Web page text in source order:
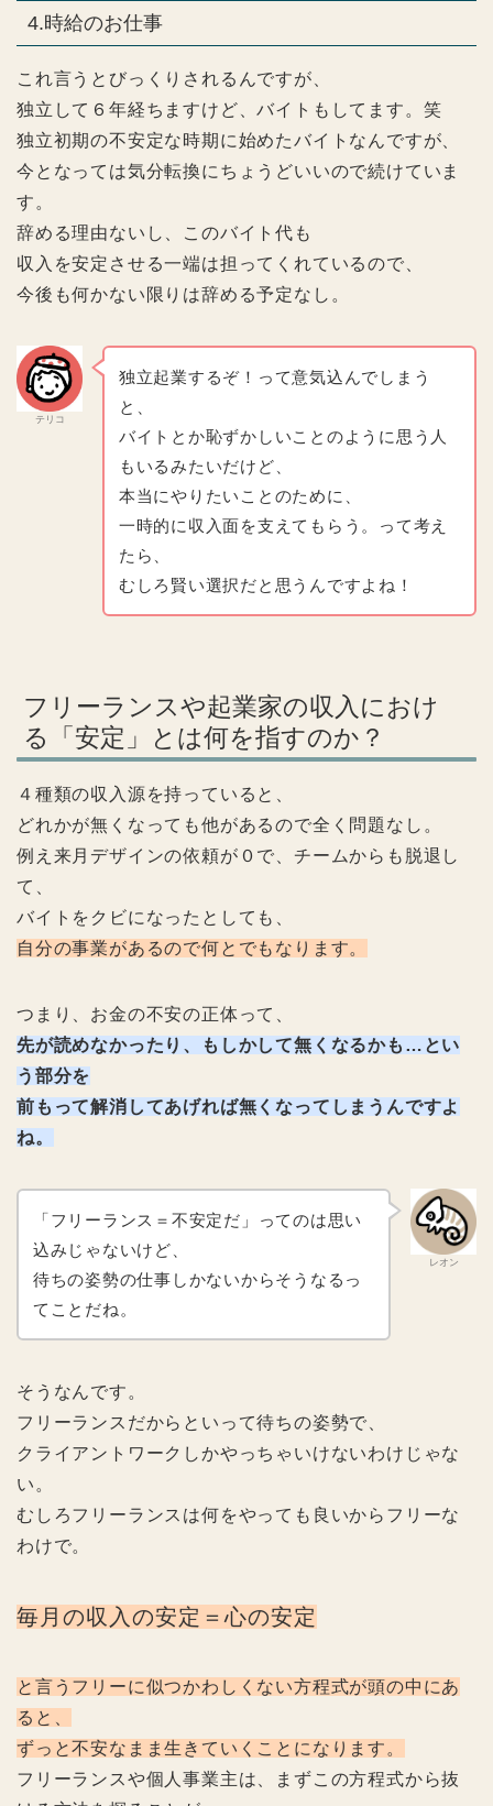
4.時給のお仕事
これ言うとびっくりされるんですが、
独立して６年経ちますけど、バイトもしてます。笑
独立初期の不安定な時期に始めたバイトなんですが、
今となっては気分転換にちょうどいいので続けていま
す。
辞める理由ないし、このバイト代も
収入を安定させる一端は担ってくれているので、
今後も何かない限りは辞める予定なし。
テリコ
独立起業するぞ！って意気込んでしまう
と、
バイトとか恥ずかしいことのように思う人
もいるみたいだけど、
本当にやりたいことのために、
一時的に収入面を支えてもらう。って考え
たら、
むしろ賢い選択だと思うんですよね！
フリーランスや起業家の収入におけ
る「安定」とは何を指すのか？
４種類の収入源を持っていると、
どれかが無くなっても他があるので全く問題なし。
例え来月デザインの依頼が０で、チームからも脱退し
て、
バイトをクビになったとしても、
自分の事業があるので何とでもなります。
つまり、お金の不安の正体って、
先が読めなかったり、もしかして無くなるかも…とい
う部分を
前もって解消してあげれば無くなってしまうんですよ
ね。
レオン
「フリーランス＝不安定だ」ってのは思い
込みじゃないけど、
待ちの姿勢の仕事しかないからそうなるっ
てことだね。
そうなんです。
フリーランスだからといって待ちの姿勢で、
クライアントワークしかやっちゃいけないわけじゃな
い。
むしろフリーランスは何をやっても良いからフリーな
わけで。
毎月の収入の安定＝心の安定
と言うフリーに似つかわしくない方程式が頭の中にあ
ると、
ずっと不安なまま生きていくことになります。
フリーランスや個人事業主は、まずこの方程式から抜